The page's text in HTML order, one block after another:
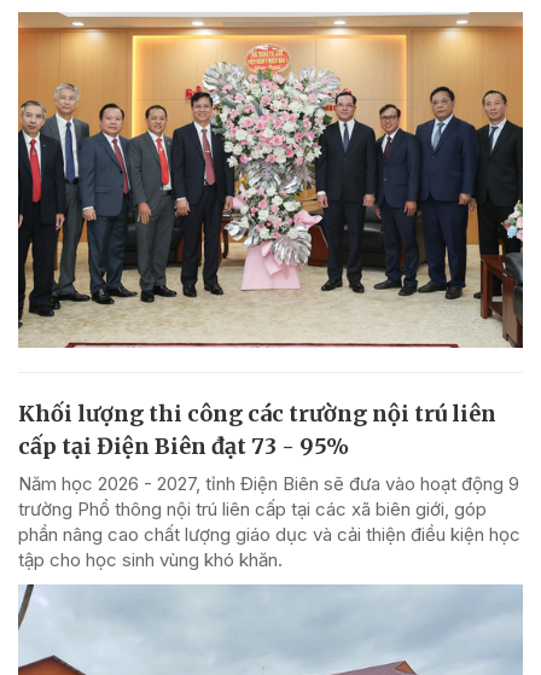
Khối lượng thi công các trường nội trú liên
cấp tại Điện Biên đạt 73 - 95%
Năm học 2026 - 2027, tỉnh Điện Biên sẽ đưa vào hoạt động 9
trường Phổ thông nội trú liên cấp tại các xã biên giới, góp
phần nâng cao chất lượng giáo dục và cải thiện điều kiện học
tập cho học sinh vùng khó khăn.